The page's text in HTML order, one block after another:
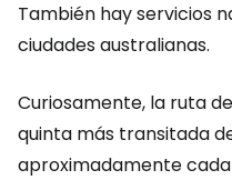
También hay servicios
ciudades australianas.
Curiosamente, la ruta
quinta más transitada
aproximadamente cada